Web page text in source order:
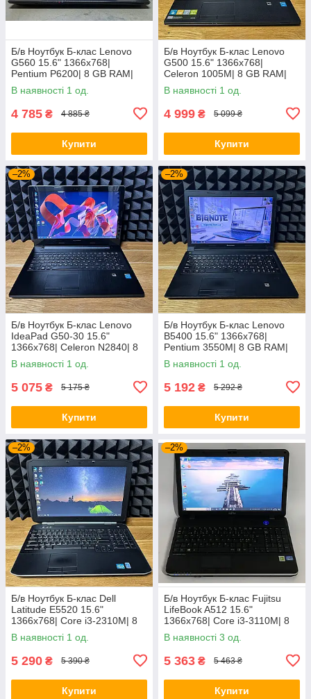
Б/в Ноутбук Б-клас Lenovo
G560 15.6" 1366x768|
Pentium P6200| 8 GB RAM|
120 GB SSD| HD
В наявності 1 од.
4 785 ₴ 4 885 ₴
Купити
Б/в Ноутбук Б-клас Lenovo
G500 15.6" 1366x768|
Celeron 1005M| 8 GB RAM|
128 GB SSD| HD
В наявності 1 од.
4 999 ₴ 5 099 ₴
Купити
–2%
Б/в Ноутбук Б-клас Lenovo
IdeaPad G50-30 15.6"
1366x768| Celeron N2840| 8
GB RAM| 128 GB SSD| HD
В наявності 1 од.
5 075 ₴ 5 175 ₴
Купити
–2%
Б/в Ноутбук Б-клас Lenovo
B5400 15.6" 1366x768|
Pentium 3550M| 8 GB RAM|
128 GB SSD| HD
В наявності 1 од.
5 192 ₴ 5 292 ₴
Купити
–2%
Б/в Ноутбук Б-клас Dell
Latitude E5520 15.6"
1366x768| Core i3-2310M| 8
GB RAM| 128 GB SSD| HD
3000
В наявності 1 од.
5 290 ₴ 5 390 ₴
Купити
–2%
Б/в Ноутбук Б-клас Fujitsu
LifeBook A512 15.6"
1366x768| Core i3-3110M| 8
GB RAM| 320 GB HDD| HD
4000
В наявності 3 од.
5 363 ₴ 5 463 ₴
Купити